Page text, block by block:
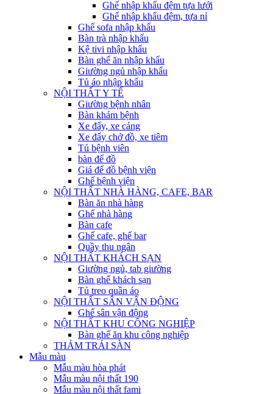
Ghế nhập khẩu đệm tựa lưới
Ghế nhập khẩu đệm, tựa nỉ
Ghế sofa nhập khẩu
Bàn trà nhập khẩu
Kệ tivi nhập khẩu
Bàn ghế ăn nhập khẩu
Giường ngủ nhập khẩu
Tủ áo nhập khẩu
NỘI THẤT Y TẾ
Giường bệnh nhân
Bàn khám bệnh
Xe đẩy, xe cáng
Xe đẩy chở đồ, xe tiêm
Tủ bệnh viên
bàn để đồ
Giá để đồ bệnh viện
Ghế bệnh viện
NỘI THẤT NHÀ HÀNG, CAFE, BAR
Bàn ăn nhà hàng
Ghế nhà hàng
Bàn cafe
Ghế cafe, ghế bar
Quầy thu ngân
NỘI THẤT KHÁCH SẠN
Giường ngủ, tab giường
Bàn ghế khách sạn
Tủ treo quần áo
NỘI THẤT SÂN VẬN ĐỘNG
Ghế sân vận động
NỘI THẤT KHU CÔNG NGHIỆP
Bàn ghế ăn khu công nghiệp
THẢM TRẢI SÀN
Mẫu màu
Mẫu màu hòa phát
Mẫu màu nội thất 190
Mẫu màu nội thất fami